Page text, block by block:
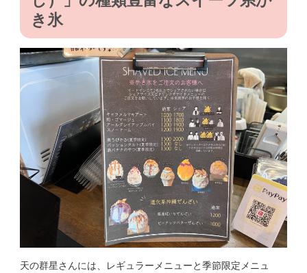
き氷
天の群星さんには、レギュラーメニューと季節限定メニュ